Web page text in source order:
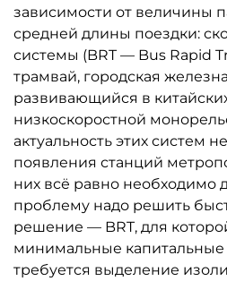
зависимости от величины
средней длины поездки:
системы (BRT — Bus Rapid
трамвай, городская
развивающийся в
низкоскоростной
актуальность этих систем
появления станций
них всё равно необходимо
проблему надо решить
решение — BRT, для
минимальные капитальные
требуется выделение